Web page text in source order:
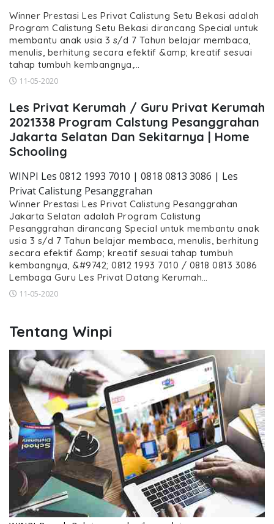
Winner Prestasi Les Privat Calistung Setu Bekasi adalah
Program Calistung Setu Bekasi dirancang Special untuk
membantu anak usia 3 s/d 7 Tahun belajar membaca,
menulis, berhitung secara efektif &amp; kreatif sesuai
tahap tumbuh kembangnya,…
11-05-2020
Les Privat Kerumah / Guru Privat Kerumah
2021338 Program Calstung Pesanggrahan
Jakarta Selatan Dan Sekitarnya | Home
Schooling
WINPI Les 0812 1993 7010 | 0818 0813 3086 | Les
Privat Calistung Pesanggrahan
Winner Prestasi Les Privat Calistung Pesanggrahan
Jakarta Selatan adalah Program Calistung
Pesanggrahan dirancang Special untuk membantu anak
usia 3 s/d 7 Tahun belajar membaca, menulis, berhitung
secara efektif &amp; kreatif sesuai tahap tumbuh
kembangnya, &#9742; 0812 1993 7010 / 0818 0813 3086
Lembaga Guru Les Privat Datang Kerumah…
11-05-2020
Tentang Winpi